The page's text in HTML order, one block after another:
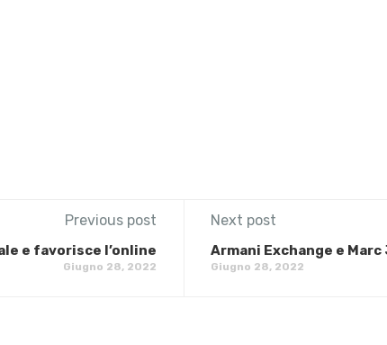
Previous post
e favorisce l’online
Giugno 28, 2022
Next post
Armani Exchange e
Giugno 28, 2022